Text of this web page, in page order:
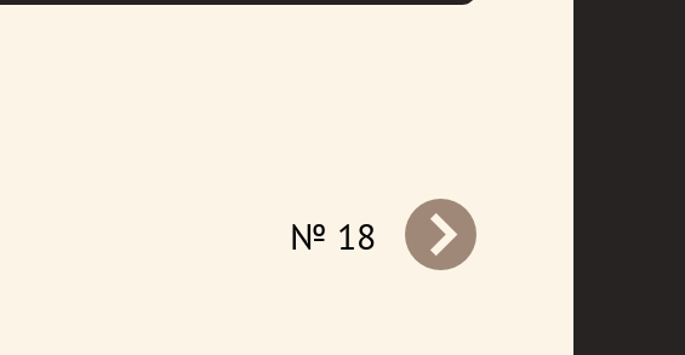
prev
№ 18